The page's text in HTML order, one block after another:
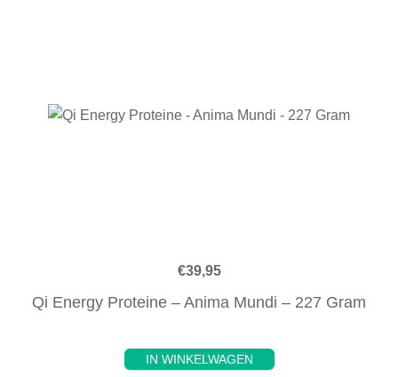
€39,95
Qi Energy Proteine – Anima Mundi – 227 Gram
IN WINKELWAGEN